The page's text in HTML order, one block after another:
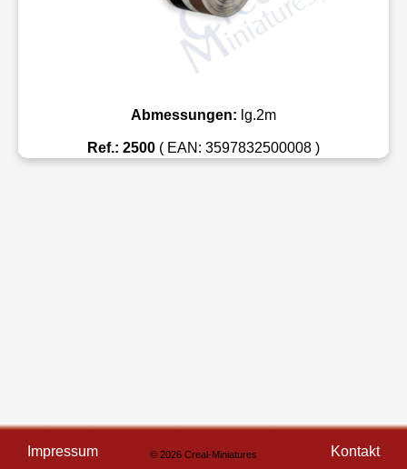
Abmessungen: lg.2m
Ref.: 2500 ( EAN: 3597832500008 )
Impressum © 2026 Creal-Miniatures Kontakt